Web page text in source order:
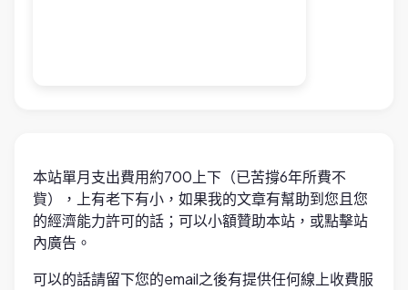
本站單月支出費用約700上下（已苦撐6年所費不
貲），上有老下有小，如果我的文章有幫助到您且您
的經濟能力許可的話；可以小額贊助本站，或點擊站
內廣告。
可以的話請留下您的email之後有提供任何線上收費服